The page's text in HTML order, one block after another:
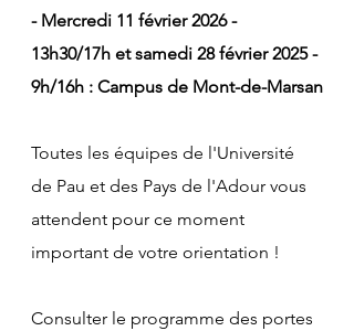
- Mercredi 11 février 2026 -
13h30/17h et samedi 28 février 2025 -
9h/16h : Campus de Mont-de-Marsan
Toutes les équipes de l'Université
de Pau et des Pays de l'Adour vous
attendent pour ce moment
important de votre orientation !
Consulter le programme des portes